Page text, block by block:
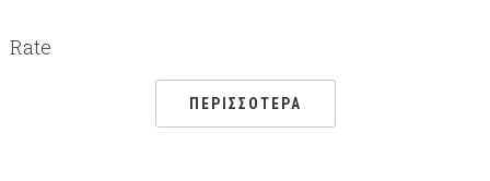
Rate
ΠΕΡΙΣΣΌΤΕΡΑ